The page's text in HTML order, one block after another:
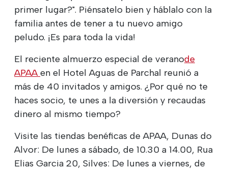
primer lugar?". Piénsatelo bien y háblalo con la
familia antes de tener a tu nuevo amigo
peludo. ¡Es para toda la vida!
El reciente almuerzo especial de veranode
APAA en el Hotel Aguas de Parchal reunió a
más de 40 invitados y amigos. ¿Por qué no te
haces socio, te unes a la diversión y recaudas
dinero al mismo tiempo?
Visite las tiendas benéficas de APAA, Dunas do
Alvor: De lunes a sábado, de 10.30 a 14.00, Rua
Elias Garcia 20, Silves: De lunes a viernes, de